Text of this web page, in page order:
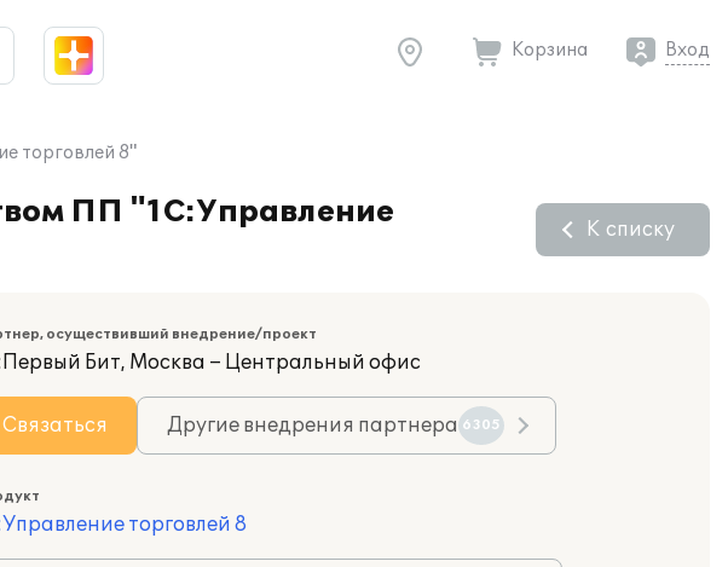
Корзина Вход
торговлей 8"
ПП "1С:Управление
К списку
осуществивший внедрение/проект
Бит, Москва – Центральный офис
Связаться Другие внедрения партнера 6305
торговлей 8